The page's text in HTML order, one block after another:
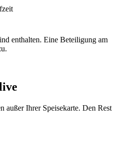
enthalten. Eine Beteiligung am
außer Ihrer Speisekarte. Den Rest